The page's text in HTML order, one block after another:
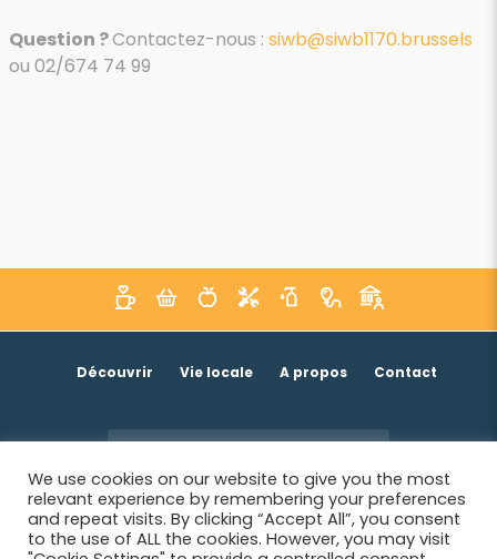
Question ?Contactez-nous : siwb@siwb1170.brussels
ou 02/674 74 99
Découvrir Vie locale A propos Contact
We use cookies on our website to give you the most
relevant experience by remembering your preferences
and repeat visits. By clicking “Accept All”, you consent
to the use of ALL the cookies. However, you may visit